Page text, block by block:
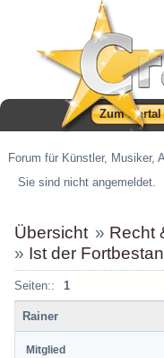
Zum Portal
Forum für Künstler, Musiker,
Sie sind nicht angemeldet.
Übersicht » Recht
» Ist der
Seiten:: 1
Rainer
Mitglied